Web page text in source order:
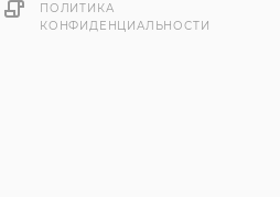
ПОЛИТИКА
КОНФИДЕНЦИАЛЬНОСТИ